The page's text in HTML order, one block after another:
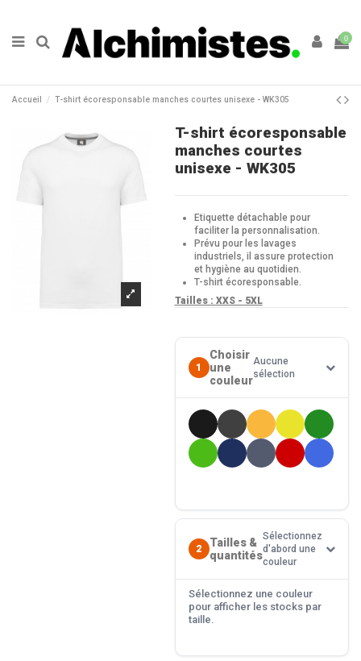
0
Accueil T-shirt écoresponsable manches courtes unisexe - WK305
T-shirt écoresponsable
manches courtes
unisexe - WK305
Etiquette détachable pour
faciliter la personnalisation.
Prévu pour les lavages
industriels, il assure protection
et hygiène au quotidien.
T-shirt écoresponsable.
Tailles : XXS - 5XL
1
Choisir
une
couleur
Aucune
sélection
2
Tailles &
quantités
Sélectionnez
d'abord une
couleur
Sélectionnez une couleur
pour afficher les stocks par
taille.